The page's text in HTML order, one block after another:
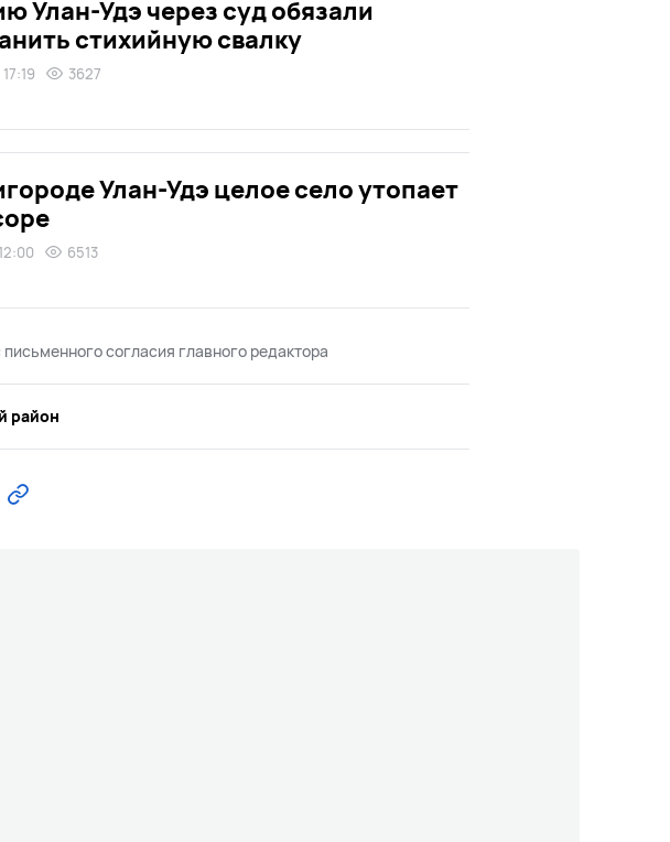
Улан-Удэ через суд обязали
стихийную свалку
3627
Улан-Удэ целое село утопает
6513
согласия главного редактора
район